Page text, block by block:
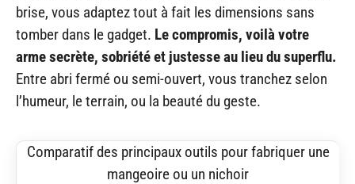
brise, vous adaptez tout à fait les dimensions sans
tomber dans le gadget. Le compromis, voilà votre
arme secrète, sobriété et justesse au lieu du superflu.
Entre abri fermé ou semi-ouvert, vous tranchez selon
l’humeur, le terrain, ou la beauté du geste.
Comparatif des principaux outils pour fabriquer une
mangeoire ou un nichoir